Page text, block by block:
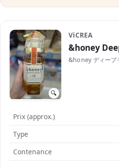
🔍
ViCREA
&honey
&honey ディープ
Prix (approx.)
Type
Contenance